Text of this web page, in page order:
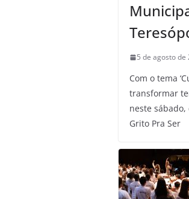
5 de agosto de
Com o tema
transformar
neste sábado,
Grito Pra Ser